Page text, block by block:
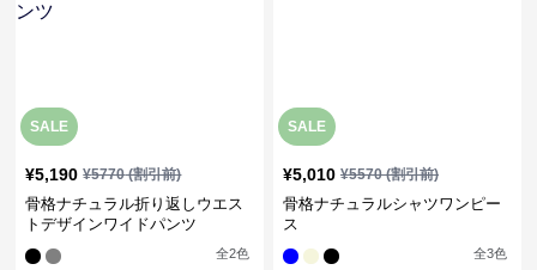
SALE
¥5,190 ¥5770(割引前)
骨格ナチュラル折り返しウエス
トデザインワイドパンツ
全2色
SALE
¥5,010 ¥5570(割引前)
骨格ナチュラルシャツワンピー
ス
全3色